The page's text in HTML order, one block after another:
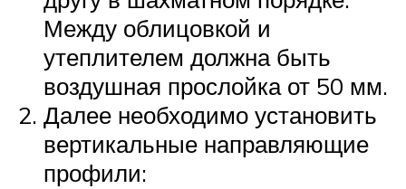
Между облицовкой и
утеплителем должна быть
воздушная прослойка от 50 мм.
Далее необходимо установить
вертикальные направляющие
профили: